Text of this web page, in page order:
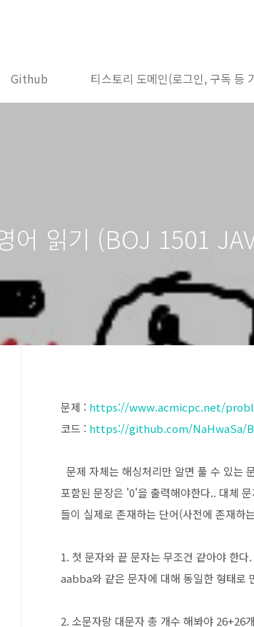
Github 티스토리 도메인(로그인, 구독 등
어 읽기 (BOJ 1501
문제 : https://www.acmicpc.net/
코드 : https://github.com/NaHwaSa/
문제 자체는 해싱처리만 알면 풀 수 있는
포함된 문장은 '0'을 출력해야한다.. 대체
들이 실제로 존재하는 단어(사전에 존재하
1. 첫 문자와 끝 문자는 무조건 같아야 한
aabba와 같은 문자에 대해 동일한 형태로
2. 소문자랑 대문자 총 개수 해봐야 26+26